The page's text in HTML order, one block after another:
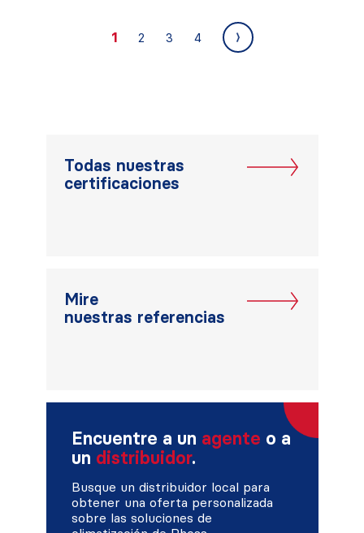
1 2 3 4
Todas nuestras
certificaciones
Mire
nuestras referencias
Encuentre a un agente o a
un distribuidor.
Busque un distribuidor local para
obtener una oferta personalizada
sobre las soluciones de